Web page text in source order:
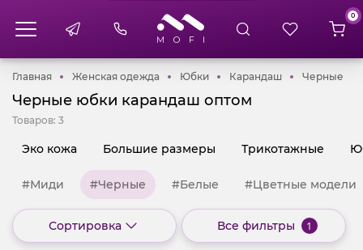
0
ГлавнаяГлавнаяЖенская одежда Женская одежда
ЮбкиЮбкиКарандашКарандаш
Черные
Черные юбки карандаш оптом
Товаров: 3
Эко кожа Большие размеры Трикотажные
#Миди #Черные #Белые #Цветные модели
Сортировка Все фильтры 1